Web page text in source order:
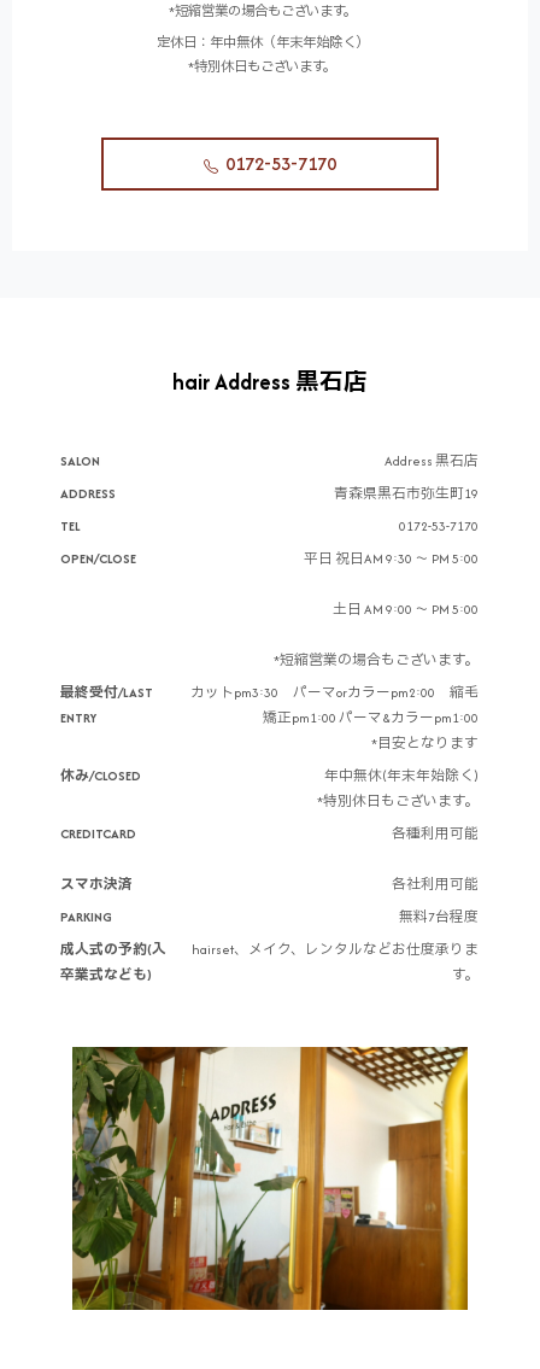
*短縮営業の場合もございます。
定休日：年中無休（年末年始除く）
*特別休日もございます。
0172-53-7170
hair Address 黒石店
SALON
Address 黒石店
ADDRESS
青森県黒石市弥生町19
TEL
0172-53-7170
OPEN/CLOSE
平日 祝日AM 9:30 ～ PM 5:00
土日 AM 9:00 ～ PM 5:00
*短縮営業の場合もございます。
最終受付/LAST
ENTRY
カットpm3:30 パーマorカラーpm2:00 縮毛
矯正pm1:00 パーマ&カラーpm1:00
*目安となります
休み/CLOSED
年中無休(年末年始除く)
*特別休日もございます。
CREDITCARD
スマホ決済
各種利用可能
各社利用可能
PARKING
無料7台程度
成人式の予約(入
卒業式なども)
hairset、メイク、レンタルなどお仕度承りま
す。